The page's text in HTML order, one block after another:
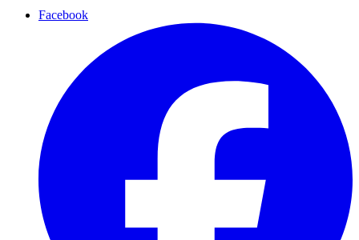
Facebook